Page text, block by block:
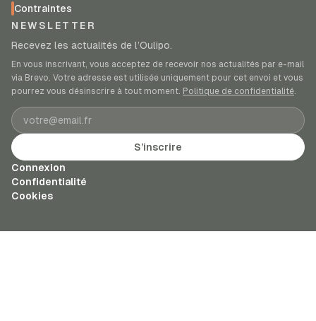
Contraintes
NEWSLETTER
Recevez les actualités de l’Oulipo.
En vous inscrivant, vous acceptez de recevoir nos actualités par e-mail
via Brevo. Votre adresse est utilisée uniquement pour cet envoi et vous
pourrez vous désinscrire à tout moment. Politique de confidentialité.
Adresse e-mail
S’inscrire
Connexion
Confidentialité
Cookies